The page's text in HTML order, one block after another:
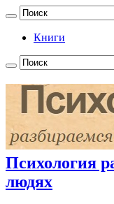
Книги
Психология
людях